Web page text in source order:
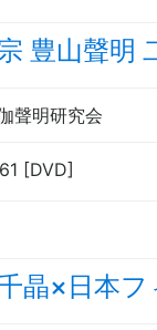
豊山聲明
聲明研究会
[DVD]
晶×日本